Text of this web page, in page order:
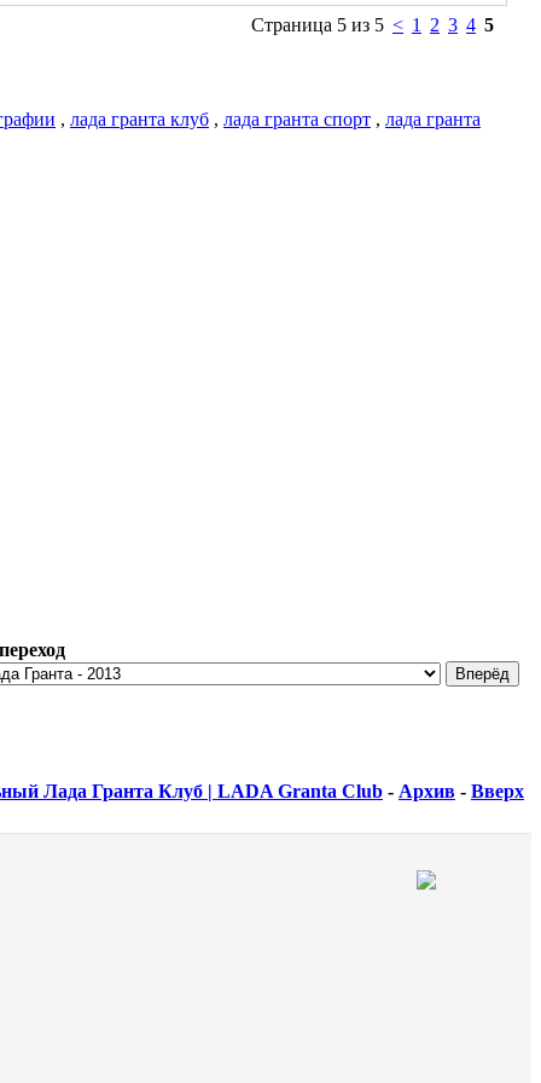
Страница 5 из 5 < 1 2 3 4 5
, лада гранта клуб , лада гранта спорт , лада гранта
Лада Гранта Клуб | LADA Granta Club - Архив - Вверх